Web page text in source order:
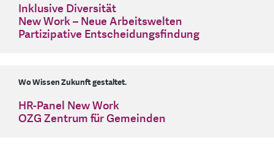
Inklusive Diversität
New Work – Neue Arbeitswelten
Partizipative Entscheidungsfindung
Wo Wissen Zukunft gestaltet.
HR-Panel New Work
OZG Zentrum für Gemeinden